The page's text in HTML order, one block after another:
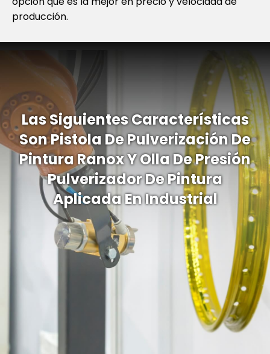
producción.
Las Siguientes Características
Son Pistola De Pulverización De
Pintura Ranox Y Olla De Presión
Pulverizador De Pintura
Aplicada En Industrial